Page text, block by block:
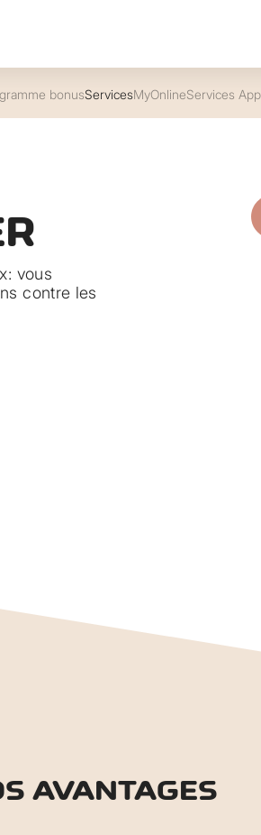
vous
contre les
AVANTAGES
bonusServicesMyOnlineServices App